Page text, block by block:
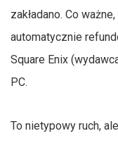
zakładano. Co
automatycznie
Square Enix
PC.
To nietypowy ruch,